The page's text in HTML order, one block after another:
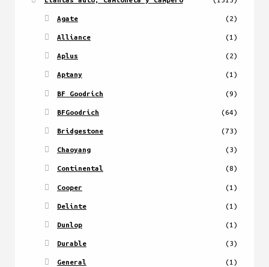
Agate (2)
Alliance (1)
Aplus (2)
Aptany (1)
BF Goodrich (9)
BFGoodrich (64)
Bridgestone (73)
Chaoyang (3)
Continental (8)
Cooper (1)
Delinte (1)
Dunlop (1)
Durable (3)
General (1)